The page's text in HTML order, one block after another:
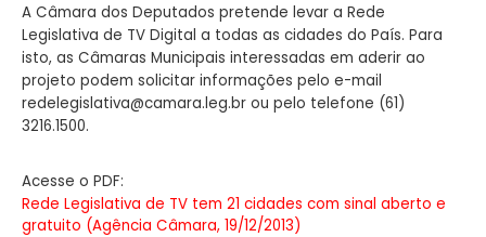
A Câmara dos Deputados pretende levar a Rede
Legislativa de TV Digital a todas as cidades do País. Para
isto, as Câmaras Municipais interessadas em aderir ao
projeto podem solicitar informações pelo e-mail
redelegislativa@camara.leg.br ou pelo telefone (61)
3216.1500.
Acesse o PDF:
Rede Legislativa de TV tem 21 cidades com sinal aberto e
gratuito (Agência Câmara, 19/12/2013)